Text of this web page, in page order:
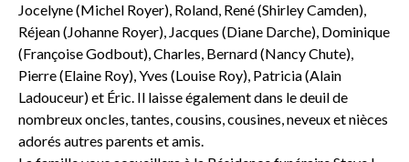
Jocelyne (Michel Royer), Roland, René (Shirley Camden),
Réjean (Johanne Royer), Jacques (Diane Darche), Dominique
(Françoise Godbout), Charles, Bernard (Nancy Chute),
Pierre (Elaine Roy), Yves (Louise Roy), Patricia (Alain
Ladouceur) et Éric. Il laisse également dans le deuil de
nombreux oncles, tantes, cousins, cousines, neveux et nièces
adorés autres parents et amis.